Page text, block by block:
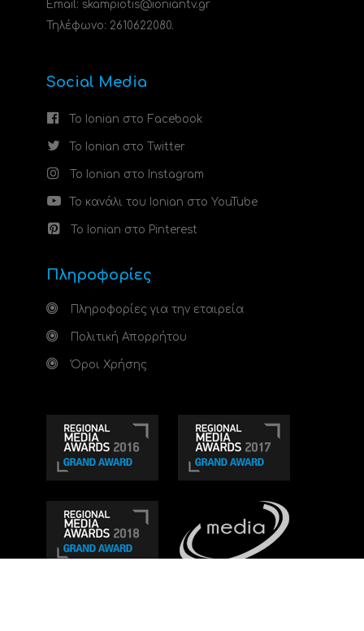
Email: skampiotis@ioniantv.gr
Τηλέφωνο: 2610622080.
Social Media
Το Ionian στο Facebook
Το Ionian στο Twitter
Το Ionian στο Instagram
Το κανάλι του Ionian στο YouTube
Το Ionian στο Pinterest
Πληροφορίες
Πληροφορίες για την εταιρεία
Πολιτική Απορρήτου
Όροι Χρήσης